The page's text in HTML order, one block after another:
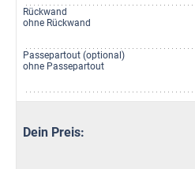
Rückwand
ohne Rückwand
Passepartout (optional)
ohne Passepartout
Dein Preis: